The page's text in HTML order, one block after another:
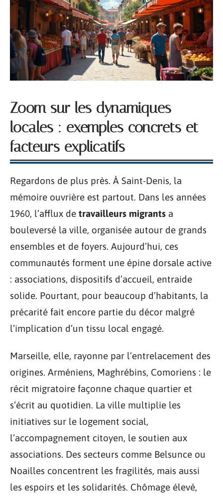
Zoom sur les dynamiques
locales : exemples concrets et
facteurs explicatifs
Regardons de plus près. À Saint-Denis, la
mémoire ouvrière est partout. Dans les années
1960, l’afflux de travailleurs migrants a
bouleversé la ville, organisée autour de grands
ensembles et de foyers. Aujourd’hui, ces
communautés forment une épine dorsale active
: associations, dispositifs d’accueil, entraide
solide. Pourtant, pour beaucoup d’habitants, la
précarité fait encore partie du décor malgré
l’implication d’un tissu local engagé.
Marseille, elle, rayonne par l’entrelacement des
origines. Arméniens, Maghrébins, Comoriens : le
récit migratoire façonne chaque quartier et
s’écrit au quotidien. La ville multiplie les
initiatives sur le logement social,
l’accompagnement citoyen, le soutien aux
associations. Des secteurs comme Belsunce ou
Noailles concentrent les fragilités, mais aussi
les espoirs et les solidarités. Chômage élevé,